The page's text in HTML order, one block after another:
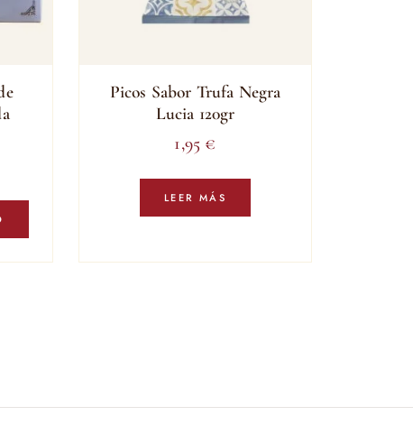
Picos Sabor Trufa Negra
Lucia 120gr
1,95 €
LEER MÁS